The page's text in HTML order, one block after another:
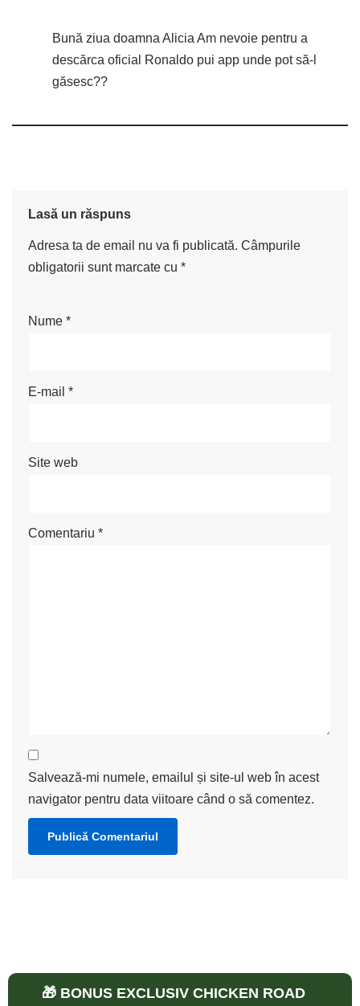
Bună ziua doamna Alicia Am nevoie pentru a
descărca oficial Ronaldo pui app unde pot să-l
găsesc??
Lasă un răspuns
Adresa ta de email nu va fi publicată. Câmpurile
obligatorii sunt marcate cu *
Nume *
E-mail *
Site web
Comentariu *
Salvează-mi numele, emailul și site-ul web în acest
navigator pentru data viitoare când o să comentez.
🎁 BONUS EXCLUSIV CHICKEN ROAD